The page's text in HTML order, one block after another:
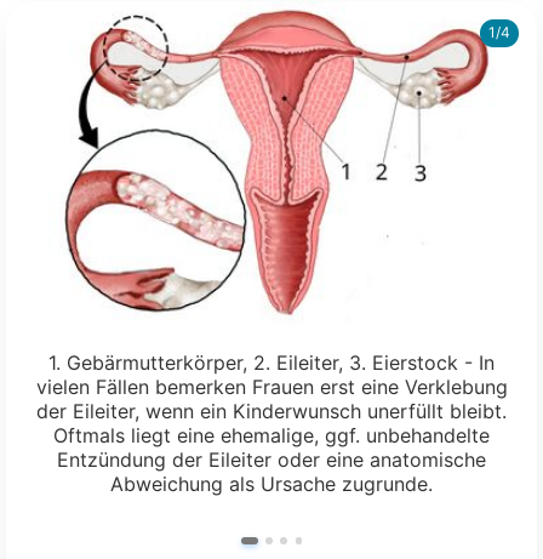
1/4
1. Gebärmutterkörper, 2. Eileiter, 3. Eierstock - In
vielen Fällen bemerken Frauen erst eine Verklebung
der Eileiter, wenn ein Kinderwunsch unerfüllt bleibt.
Oftmals liegt eine ehemalige, ggf. unbehandelte
Entzündung der Eileiter oder eine anatomische
Abweichung als Ursache zugrunde.